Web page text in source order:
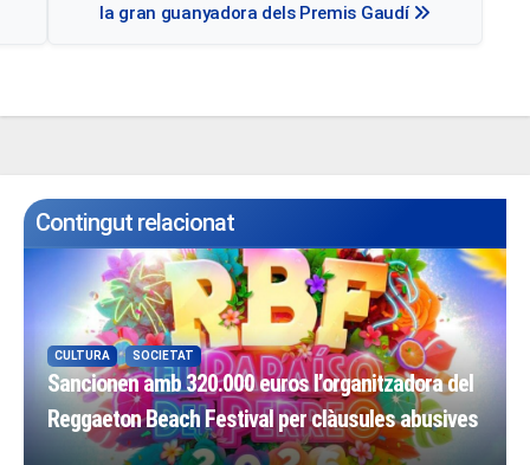
la gran guanyadora dels Premis Gaudí
Contingut relacionat
CULTURA SOCIETAT
Sancionen amb 320.000 euros l’organitzadora del
Reggaeton Beach Festival per clàusules abusives